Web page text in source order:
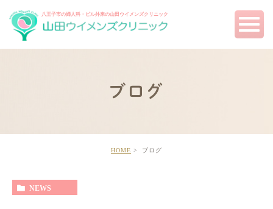
八王子市の婦人科・ピル外来の山田ウイメンズクリニック
ブログ
HOME ブログ
NEWS